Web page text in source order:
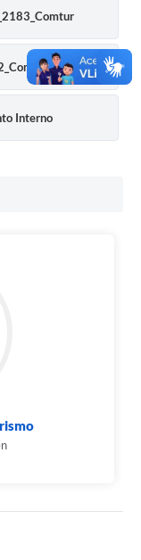
Interno